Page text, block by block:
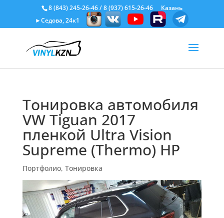
8 (843) 245-26-46/8 (937) 615-26-46
Казань
►Седова, 24к1
Тонировка автомобиля
VW Tiguan 2017
пленкой Ultra Vision
Supreme (Thermo) HP
Портфолио, Тонировка